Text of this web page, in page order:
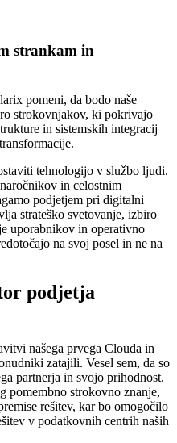
strankam in
pomeni, da bodo naše
strokovnjakov, ki pokrivajo
in sistemskih integracij
tehnologijo v službo ljudi.
in celostnim
podjetjem pri digitalni
strateško svetovanje, izbiro
uporabnikov in operativno
na svoj posel in ne na
podjetja
našega prvega Clouda in
zatajili. Vesel sem, da so
partnerja in svojo prihodnost.
pomembno strokovno znanje,
rešitev, kar bo omogočilo
v podatkovnih centrih naših